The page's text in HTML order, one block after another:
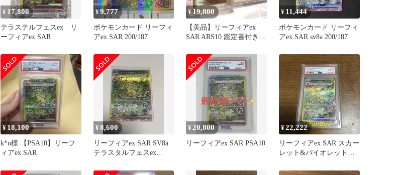
¥ 17,800
テラステルフェスex リ
ーフィアex SAR
¥9,777
ポケモンカード リーフィ
アex SAR 200/187
¥19,800
【美品】リーフィアex
SAR ARS10 鑑定書付き
¥ 11,444
ポケモンカード リーフィ
アex SAR sv8a 200/187
¥ 18,100
k*u様 【PSA10】リーフ
ィアex SAR
¥8,600
リーフィアex SAR SV8a
テラスタルフェスex
¥20,800
リーフィアex SAR PSA10
¥22,222
リーフィアex SAR スカー
レット&バイオレット